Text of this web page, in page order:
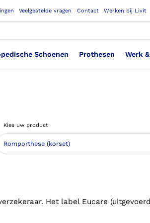
Veelgestelde vragen Contact Werken bij Livit
(klasse 2)
steunzolen
Schoenen
Schoenen OSA
Prothesen
prothese
Werk
Kies uw product
Het label Eucare (uitgevoerd